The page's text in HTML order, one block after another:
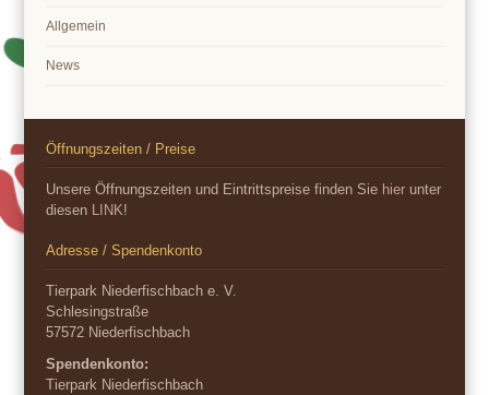
Allgemein
News
Öffnungszeiten / Preise
Unsere Öffnungszeiten und Eintrittspreise finden Sie hier unter
diesen
LINK!
Adresse / Spendenkonto
Tierpark Niederfischbach e. V.
Schlesingstraße
57572 Niederfischbach
Spendenkonto:
Tierpark Niederfischbach